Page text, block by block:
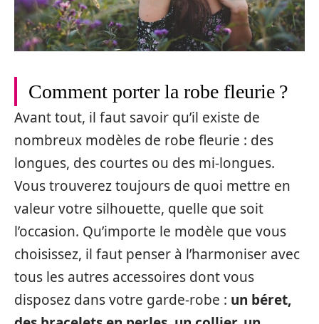
Comment porter la robe fleurie ?
Avant tout, il faut savoir qu’il existe de
nombreux modèles de robe fleurie : des
longues, des courtes ou des mi-longues.
Vous trouverez toujours de quoi mettre en
valeur votre silhouette, quelle que soit
l’occasion. Qu’importe le modèle que vous
choisissez, il faut penser à l’harmoniser avec
tous les autres accessoires dont vous
disposez dans votre garde-robe : un béret,